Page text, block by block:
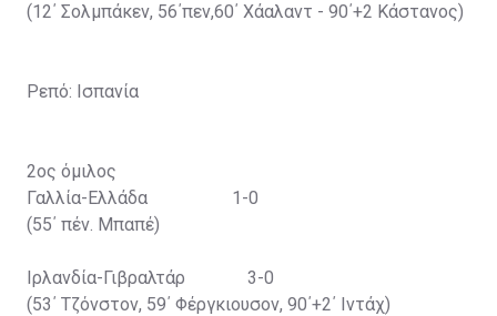
(12΄ Σολμπάκεν, 56΄πεν,60΄ Χάαλαντ - 90΄+2 Κάστανος)
Ρεπό: Ισπανία
2ος όμιλος
Γαλλία-Ελλάδα 1-0
(55΄ πέν. Μπαπέ)
Ιρλανδία-Γιβραλτάρ 3-0
(53΄ Τζόνστον, 59΄ Φέργκιουσον, 90΄+2΄ Ιντάχ)